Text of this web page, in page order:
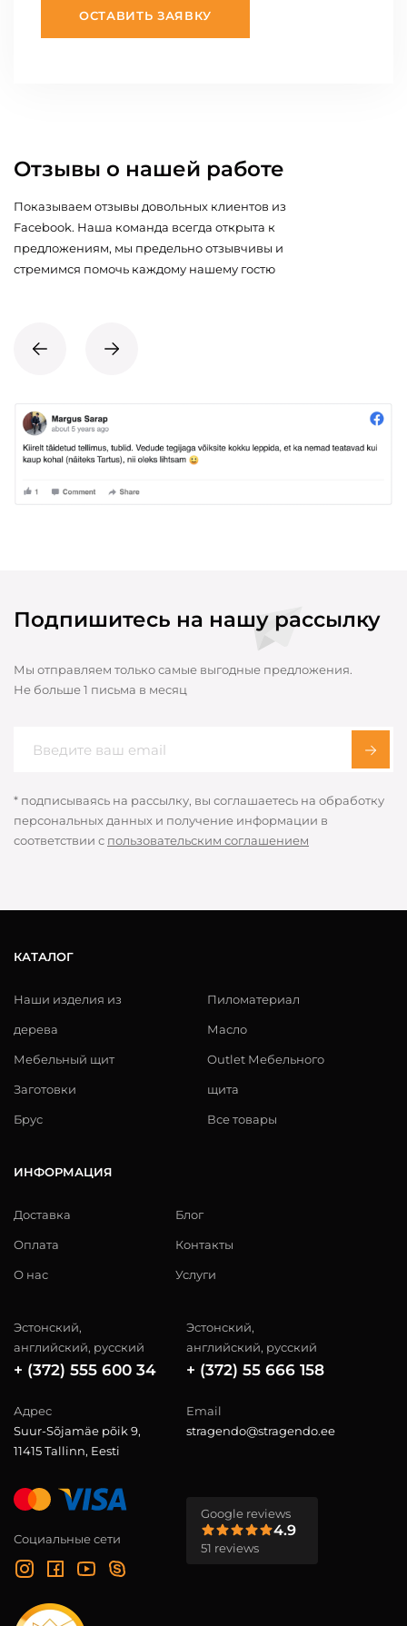
ОСТАВИТЬ ЗАЯВКУ
Отзывы о нашей работе
Показываем отзывы довольных клиентов из
Facebook. Наша команда всегда открыта к
предложениям, мы предельно отзывчивы и
стремимся помочь каждому нашему гостю
Подпишитесь на нашу рассылку
Мы отправляем только самые выгодные предложения.
Не больше 1 письма в месяц
* подписываясь на рассылку, вы соглашаетесь на обработку
персональных данных и получение информации в
соответствии с пользовательским соглашением
КАТАЛОГ
Наши изделия из
дерева
Мебельный щит
Заготовки
Брус
Пиломатериал
Масло
Outlet Мебельного
щита
Все товары
ИНФОРМАЦИЯ
Доставка
Оплата
О нас
Блог
Контакты
Услуги
Эстонский,
английский, русский
+ (372) 555 600 34
Эстонский,
английский, русский
+ (372) 55 666 158
Адрес
Suur-Sõjamäe põik 9,
11415 Tallinn, Eesti
Email
stragendo@stragendo.ee
Социальные сети
Google reviews
4.9
51 reviews